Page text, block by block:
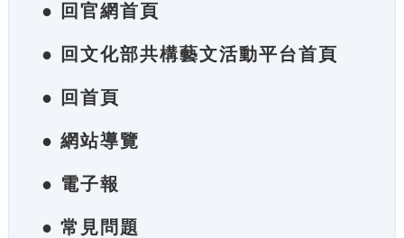
● 回官網首頁
● 回文化部共構藝文活動平台首頁
● 回首頁
● 網站導覽
● 電子報
● 常見問題